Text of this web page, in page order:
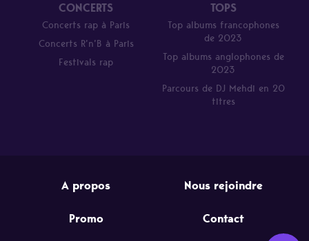
CONCERTS
Concerts rap à Paris
Concerts R’n’B à Paris
Festivals rap
TOPS
Top albums francophones
de 2023
Top albums anglophones de
2023
Parcours de DJ Mehdi en 20
titres
A propos Nous rejoindre
Promo Contact